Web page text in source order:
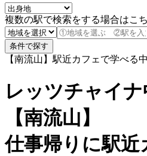
複数の駅で検索をする場合はこ
【南流山】駅近カフェで学べる
レッツチャイ
【南流山】
仕事帰りに駅